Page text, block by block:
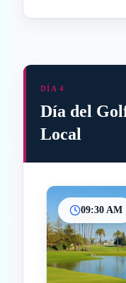
DÍA 4
Día del
Local
09:30 AM